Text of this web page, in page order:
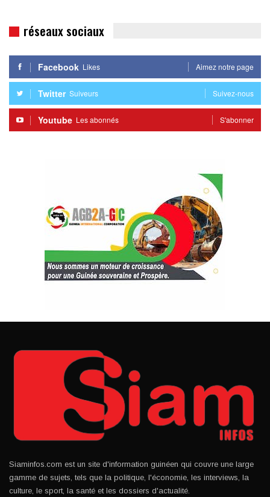
réseaux sociaux
Facebook Likes Aimez notre page
Twitter Suiveurs Suivez-nous
Youtube Les abonnés S'abonner
Siaminfos.com est un site d'information guinéen qui couvre une large
gamme de sujets, tels que la politique, l'économie, les interviews, la
culture, le sport, la santé et les dossiers d'actualité.